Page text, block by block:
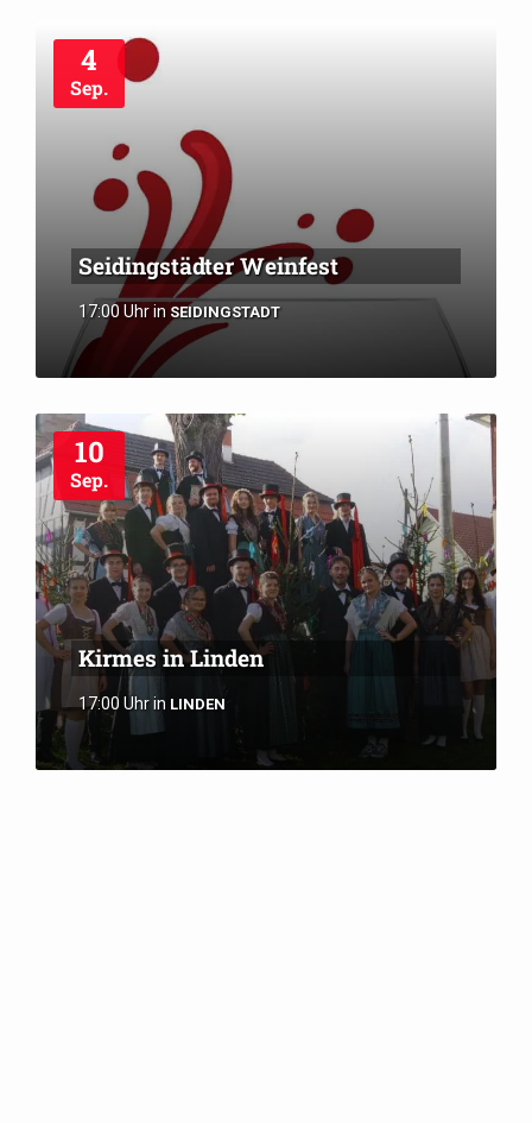
4
Sep.
Seidingstädter Weinfest
17:00 Uhrin SEIDINGSTADT
10
Sep.
Kirmes in Linden
17:00 Uhrin LINDEN